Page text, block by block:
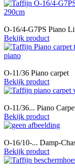
O-16/4-G7PS Piano
Bekijk product
O-11/36 Piano carpet
Bekijk product
O-11/36... Piano
Bekijk product
O-16/10-... Damp-
Bekijk product